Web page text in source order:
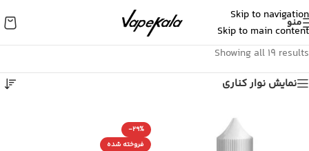
Skip to navigation
Skip to main content
منو
Showing all 19 results
نمایش نوار کناری
-29%
فروخته شده